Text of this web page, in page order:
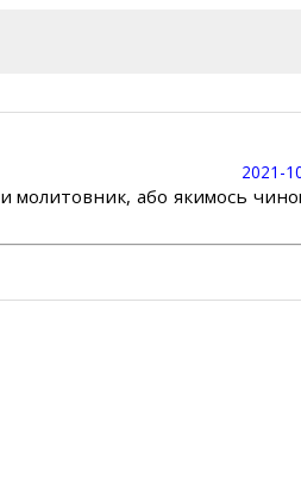
2021-
молитовник, або якимось